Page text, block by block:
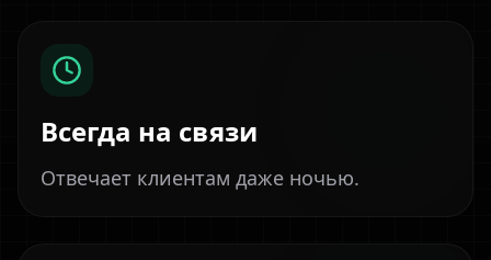
Всегда на связи
Отвечает клиентам даже ночью.